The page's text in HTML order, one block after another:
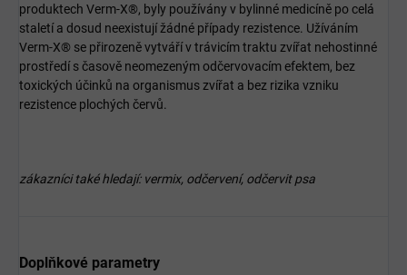
produktech Verm-X®, byly používány v bylinné medicíně po celá
staletí a dosud neexistují žádné případy rezistence. Užíváním
Verm-X® se přirozeně vytváří v trávicím traktu zvířat nehostinné
prostředí s časově neomezeným odčervovacím efektem, bez
toxických účinků na organismus zvířat a bez rizika vzniku
rezistence plochých červů.
zákazníci také hledají: vermix, odčervení, odčervit psa
Doplňkové parametry